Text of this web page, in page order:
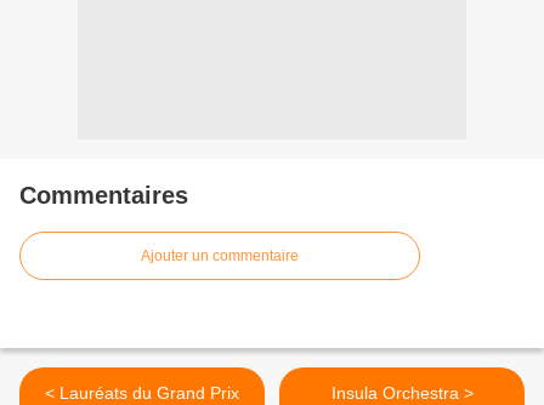
Commentaires
Ajouter un commentaire
< Lauréats du Grand Prix
Insula Orchestra >